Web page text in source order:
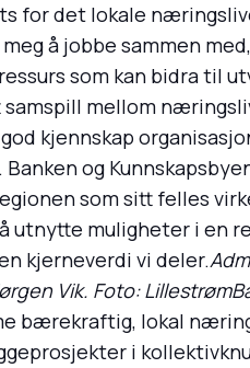
for det lokale
å jobbe sammen
som kan bidra til
mellom
kjennskap
og
som sitt felles
utnytte muligheter i en
kjerneverdi vi deler.
Vik. Foto:
bærekraftig, lokal
i